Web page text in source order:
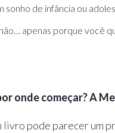
sonho de infância ou
apenas porque você
onde começar? A
livro pode parecer um